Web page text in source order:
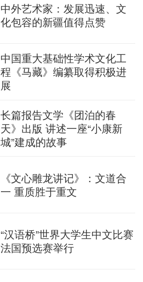
中外艺术家：发展迅速、文
化包容的新疆值得点赞
中国重大基础性学术文化工
程《马藏》编纂取得积极进
展
长篇报告文学《团泊的春
天》出版 讲述一座“小康新
城”建成的故事
《文心雕龙讲记》：文道合
一 重质胜于重文
“汉语桥”世界大学生中文比赛
法国预选赛举行